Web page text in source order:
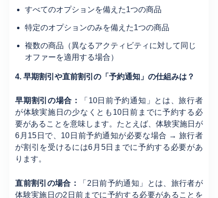
すべてのオプションを備えた1つの商品
特定のオプションのみを備えた1つの商品
複数の商品（異なるアクティビティに対して同じ
オファーを適用する場合）
4. 早期割引や直前割引の「予約通知」の仕組みは？
早期割引の場合：
「10日前予約通知」とは、旅行者
が体験実施日の少なくとも10日前までに予約する必
要があることを意味します。たとえば、体験実施日が
6月15日で、10日前予約通知が必要な場合 → 旅行者
が割引を受けるには6月5日までに予約する必要があ
ります。
直前割引の場合：
「2日前予約通知」とは、旅行者が
体験実施日の2日前までに予約する必要があることを